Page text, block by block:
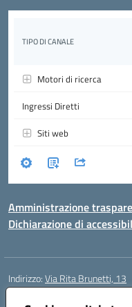
Amministrazione
Dichiarazione di
Indirizzo:Via Rita Brunetti, 13
Centralino: